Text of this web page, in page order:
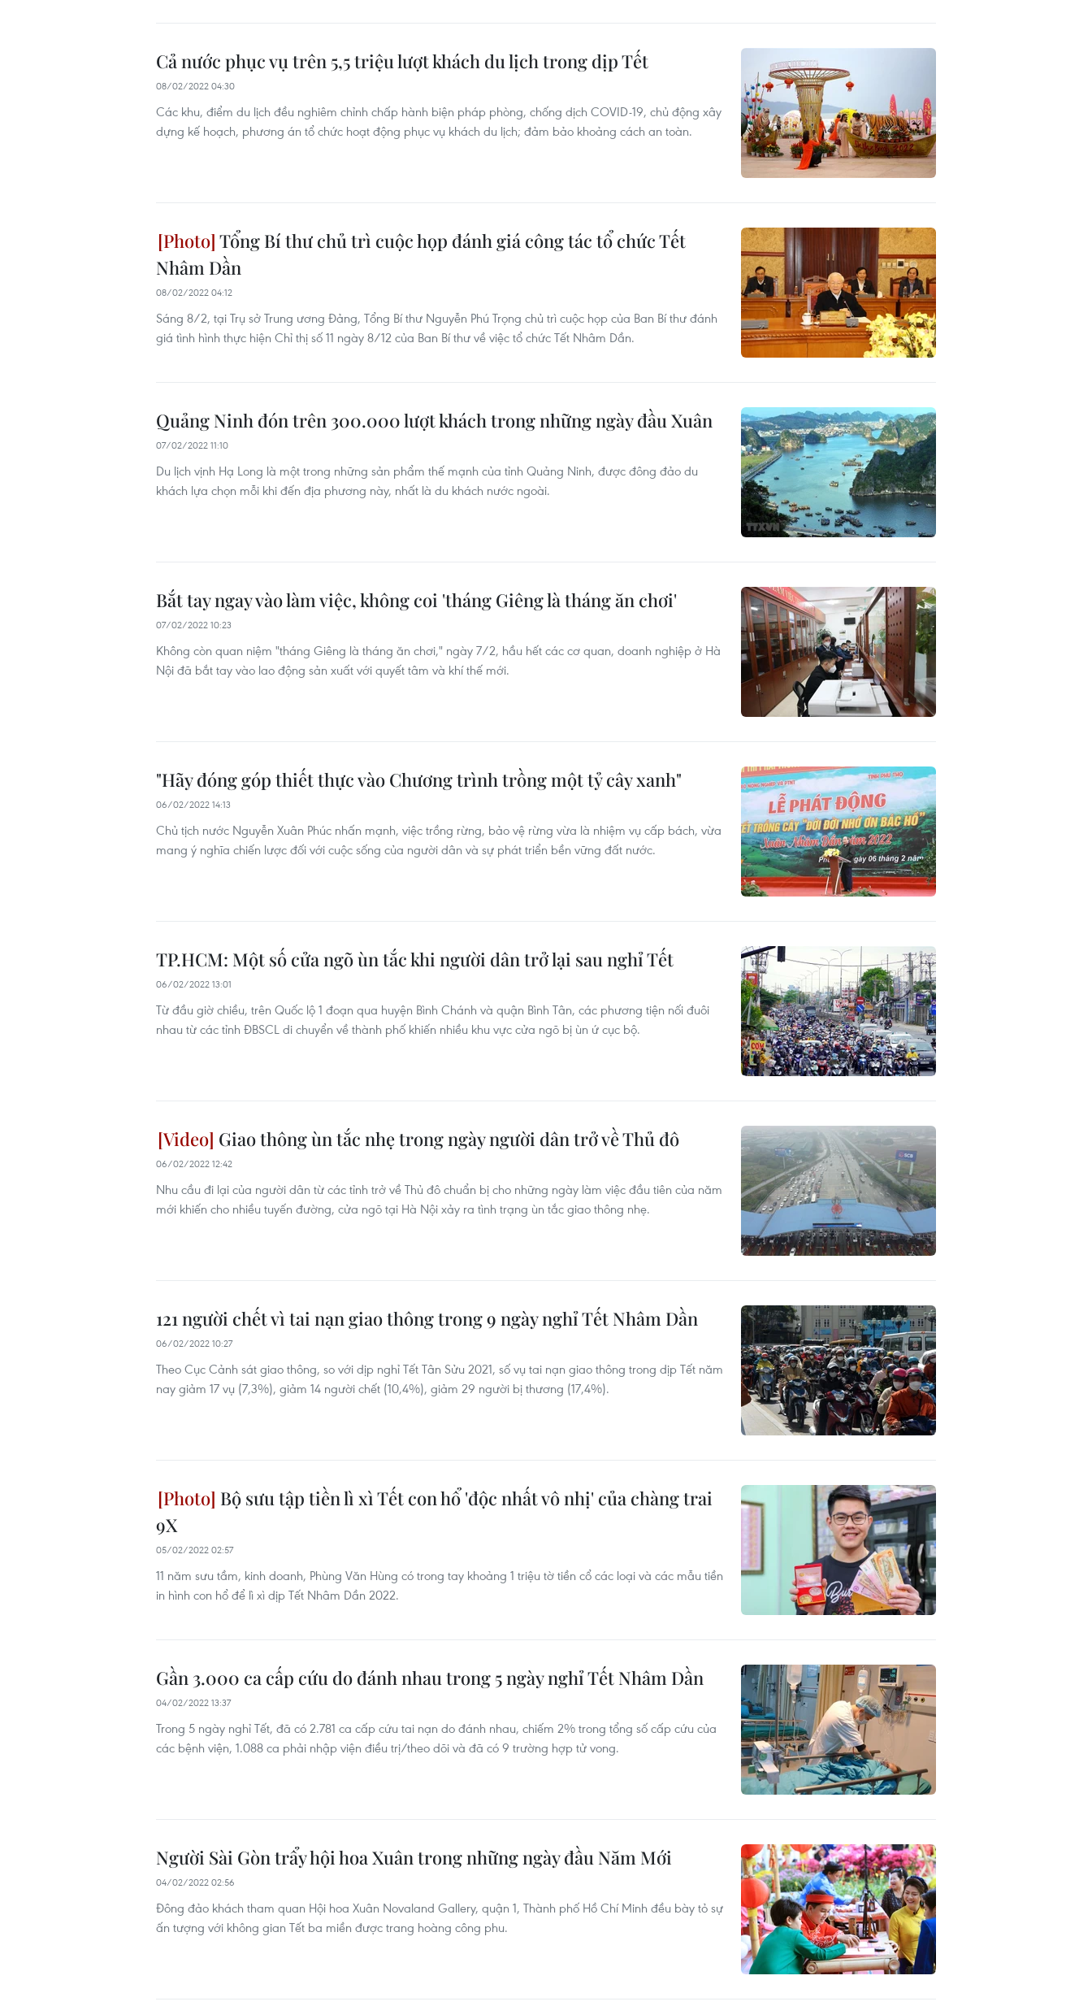
Cả nước phục vụ trên 5,5 triệu lượt khách du lịch trong dịp Tết
08/02/2022 04:30
Các khu, điểm du lịch đều nghiêm chỉnh chấp hành biện pháp phòng, chống dịch COVID-19, chủ động xây
dựng kế hoạch, phương án tổ chức hoạt động phục vụ khách du lịch; đảm bảo khoảng cách an toàn.
Tổng Bí thư chủ trì cuộc họp đánh giá công tác tổ chức Tết
Nhâm Dần
08/02/2022 04:12
Sáng 8/2, tại Trụ sở Trung ương Đảng, Tổng Bí thư Nguyễn Phú Trọng chủ trì cuộc họp của Ban Bí thư đánh
giá tình hình thực hiện Chỉ thị số 11 ngày 8/12 của Ban Bí thư về việc tổ chức Tết Nhâm Dần.
Quảng Ninh đón trên 300.000 lượt khách trong những ngày đầu Xuân
07/02/2022 11:10
Du lịch vịnh Hạ Long là một trong những sản phẩm thế mạnh của tỉnh Quảng Ninh, được đông đảo du
khách lựa chọn mỗi khi đến địa phương này, nhất là du khách nước ngoài.
Bắt tay ngay vào làm việc, không coi 'tháng Giêng là tháng ăn chơi'
07/02/2022 10:23
Không còn quan niệm "tháng Giêng là tháng ăn chơi," ngày 7/2, hầu hết các cơ quan, doanh nghiệp ở Hà
Nội đã bắt tay vào lao động sản xuất với quyết tâm và khí thế mới.
"Hãy đóng góp thiết thực vào Chương trình trồng một tỷ cây xanh"
06/02/2022 14:13
Chủ tịch nước Nguyễn Xuân Phúc nhấn mạnh, việc trồng rừng, bảo vệ rừng vừa là nhiệm vụ cấp bách, vừa
mang ý nghĩa chiến lược đối với cuộc sống của người dân và sự phát triển bền vững đất nước.
TP.HCM: Một số cửa ngõ ùn tắc khi người dân trở lại sau nghỉ Tết
06/02/2022 13:01
Từ đầu giờ chiều, trên Quốc lộ 1 đoạn qua huyện Bình Chánh và quận Bình Tân, các phương tiện nối đuôi
nhau từ các tỉnh ĐBSCL di chuyển về thành phố khiến nhiều khu vực cửa ngõ bị ùn ứ cục bộ.
Giao thông ùn tắc nhẹ trong ngày người dân trở về Thủ đô
06/02/2022 12:42
Nhu cầu đi lại của người dân từ các tỉnh trở về Thủ đô chuẩn bị cho những ngày làm việc đầu tiên của năm
mới khiến cho nhiều tuyến đường, cửa ngõ tại Hà Nội xảy ra tình trạng ùn tắc giao thông nhẹ.
121 người chết vì tai nạn giao thông trong 9 ngày nghỉ Tết Nhâm Dần
06/02/2022 10:27
Theo Cục Cảnh sát giao thông, so với dịp nghỉ Tết Tân Sửu 2021, số vụ tai nạn giao thông trong dịp Tết năm
nay giảm 17 vụ (7,3%), giảm 14 người chết (10,4%), giảm 29 người bị thương (17,4%).
Bộ sưu tập tiền lì xì Tết con hổ 'độc nhất vô nhị' của chàng trai
9X
05/02/2022 02:57
11 năm sưu tầm, kinh doanh, Phùng Văn Hùng có trong tay khoảng 1 triệu tờ tiền cổ các loại và các mẫu tiền
in hình con hổ để lì xì dịp Tết Nhâm Dần 2022.
Gần 3.000 ca cấp cứu do đánh nhau trong 5 ngày nghỉ Tết Nhâm Dần
04/02/2022 13:37
Trong 5 ngày nghỉ Tết, đã có 2.781 ca cấp cứu tai nạn do đánh nhau, chiếm 2% trong tổng số cấp cứu của
các bệnh viện, 1.088 ca phải nhập viện điều trị/theo dõi và đã có 9 trường hợp tử vong.
Người Sài Gòn trẩy hội hoa Xuân trong những ngày đầu Năm Mới
04/02/2022 02:56
Đông đảo khách tham quan Hội hoa Xuân Novaland Gallery, quận 1, Thành phố Hồ Chí Minh đều bày tỏ sự
ấn tượng với không gian Tết ba miền được trang hoàng công phu.